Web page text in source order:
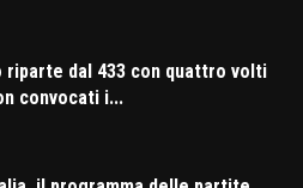
riparte dal 433 con quattro volti
convocati i...